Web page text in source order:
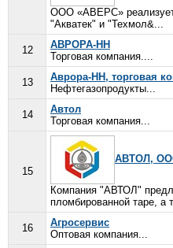
ООО «АВЕРС»
"Акватек" и "Техмол&...
12
АВРОРА-НН
Торговая компания....
13
Аврора-НН, торговая
Нефтегазопродукты...
14
Автол
Торговая компания...
15
АВТОЛ,
Компания "АВТОЛ"
пломбированной таре, а
16
Агросервис
Оптовая компания...